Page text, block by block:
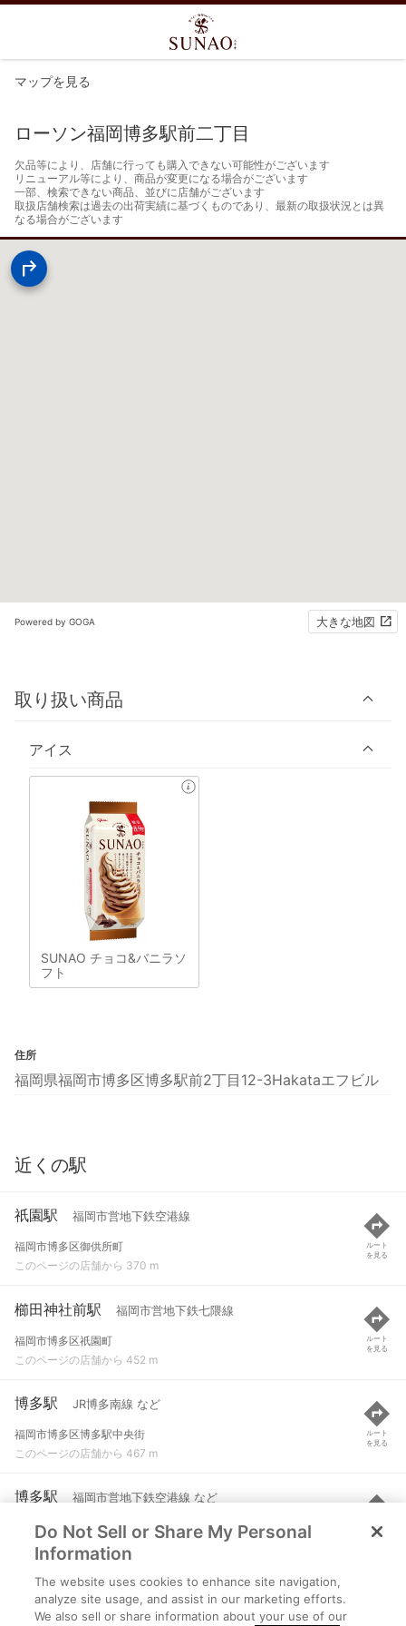
マップを見る
ローソン福岡博多駅前二丁目
欠品等により、店舗に行っても購入できない可能性がございます
リニューアル等により、商品が変更になる場合がございます
一部、検索できない商品、並びに店舗がございます
取扱店舗検索は過去の出荷実績に基づくものであり、最新の取扱状況とは異
なる場合がございます
Powered by GOGA 大きな地図
取り扱い商品
アイス
SUNAO チョコ&バニラソ
フト
住所
福岡県福岡市博多区博多駅前2丁目12-3Hakataエフビル
近くの駅
祇園駅 福岡市営地下鉄空港線
福岡市博多区御供所町
このページの店舗から 370 m
ルート
を見る
櫛田神社前駅 福岡市営地下鉄七隈線
福岡市博多区祇園町
このページの店舗から 452 m
ルート
を見る
博多駅 JR博多南線 など
福岡市博多区博多駅中央街
このページの店舗から 467 m
ルート
を見る
博多駅 福岡市営地下鉄空港線 など
福岡市博多区博多駅中央街
このページの店舗から 483 m
ルート
を見る
中洲川端駅 福岡市営地下鉄空港線 など
福岡市博多区上川端町
Do Not Sell or Share My Personal
Information
The website uses cookies to enhance site navigation,
analyze site usage, and assist in our marketing efforts.
We also sell or share information about your use of our